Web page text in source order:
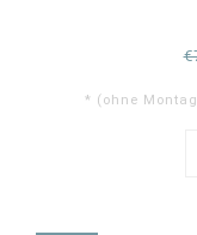
* (ohne